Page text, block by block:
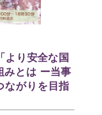
より安全な国
みとは ー当事
ながりを目指